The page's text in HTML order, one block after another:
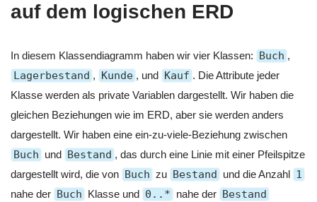
auf dem logischen ERD
In diesem Klassendiagramm haben wir vier Klassen: Buch ,
Lagerbestand , Kunde , und Kauf . Die Attribute jeder
Klasse werden als private Variablen dargestellt. Wir haben die
gleichen Beziehungen wie im ERD, aber sie werden anders
dargestellt. Wir haben eine ein-zu-viele-Beziehung zwischen
Buch und Bestand , das durch eine Linie mit einer Pfeilspitze
dargestellt wird, die von Buch zu Bestand und die Anzahl 1
nahe der Buch Klasse und 0..* nahe der Bestand